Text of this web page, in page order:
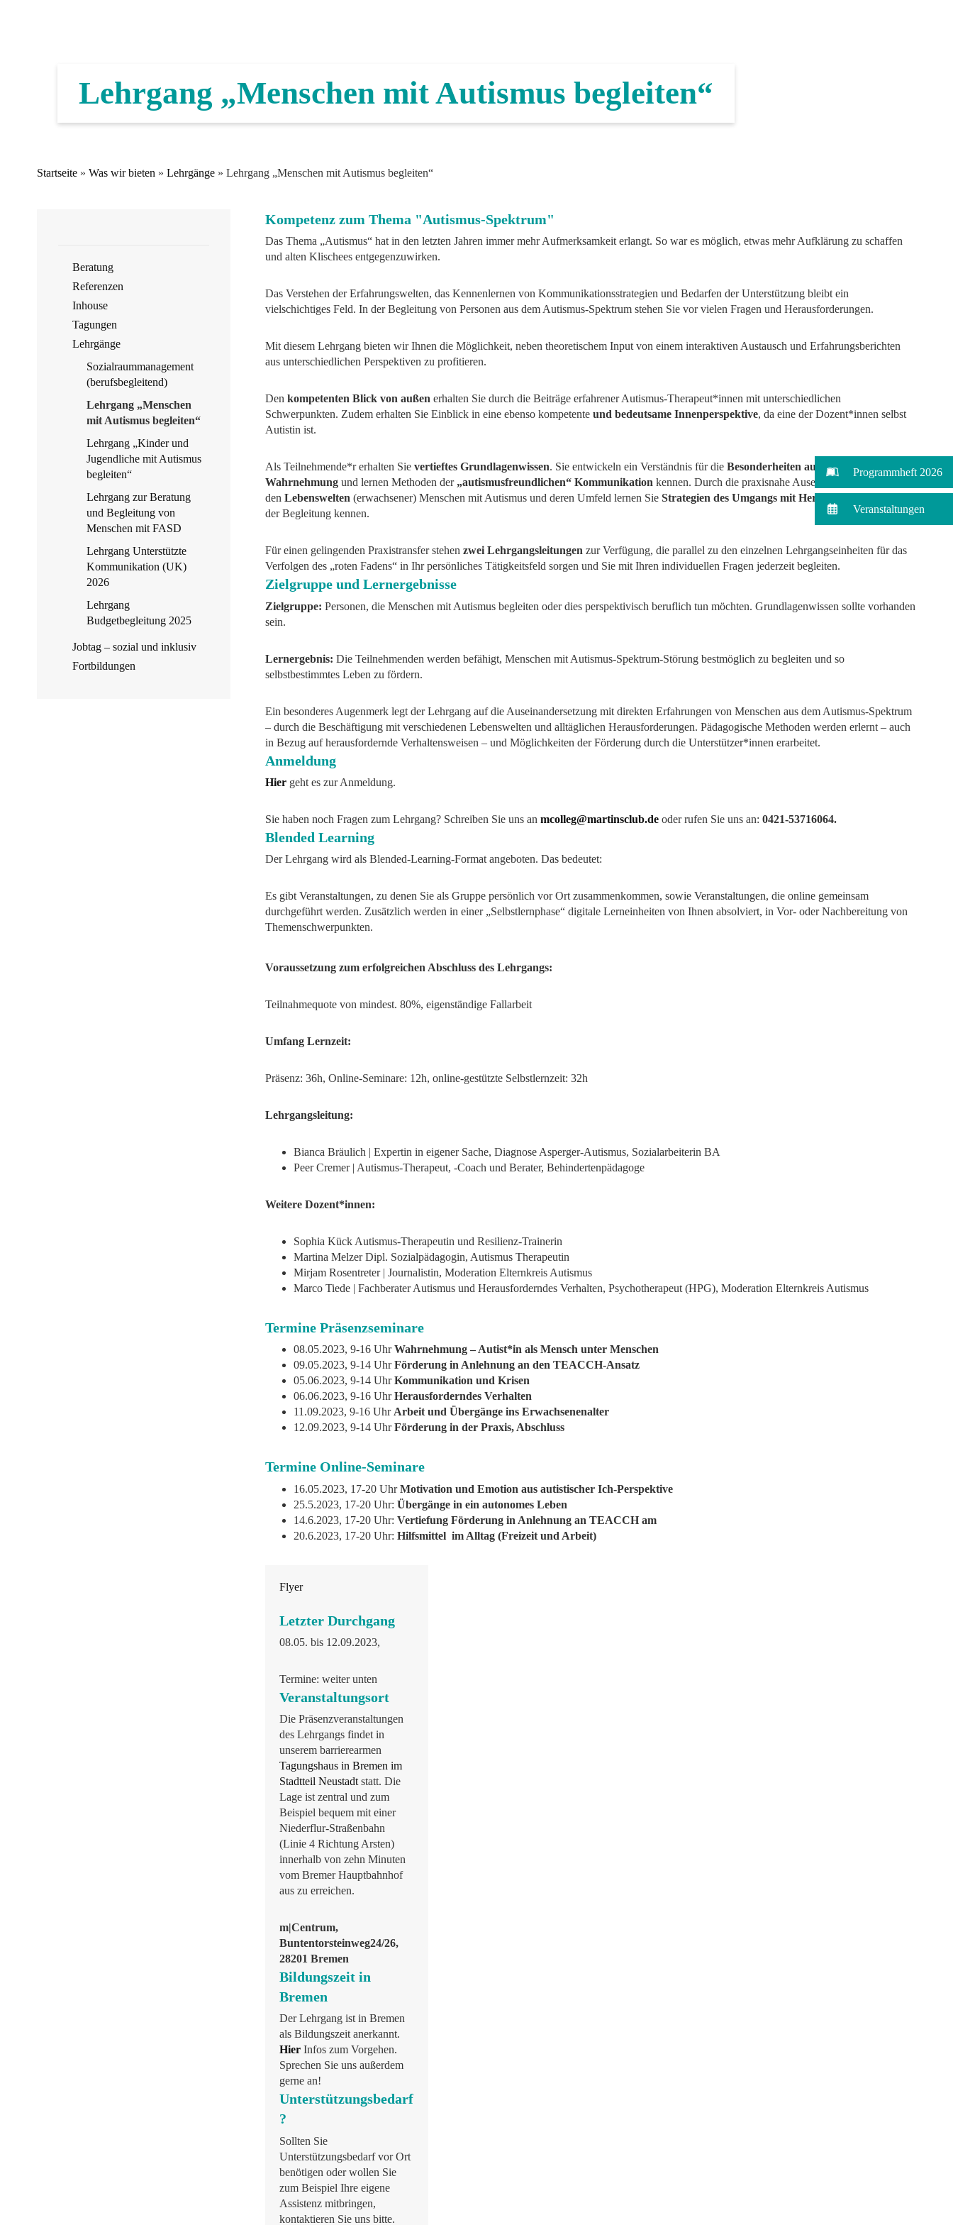
Lehrgang „Menschen mit Autismus begleiten“
Startseite » Was wir bieten » Lehrgänge » Lehrgang „Menschen mit Autismus begleiten“
Kompetenz zum Thema "Autismus-Spektrum"
Das Thema „Autismus“ hat in den letzten Jahren immer mehr Aufmerksamkeit erlangt. So war es möglich, etwas mehr Aufklärung zu schaffen
und alten Klischees entgegenzuwirken.
Das Verstehen der Erfahrungswelten, das Kennenlernen von Kommunikationsstrategien und Bedarfen der Unterstützung bleibt ein
vielschichtiges Feld. In der Begleitung von Personen aus dem Autismus-Spektrum stehen Sie vor vielen Fragen und Herausforderungen.
Mit diesem Lehrgang bieten wir Ihnen die Möglichkeit, neben theoretischem Input von einem interaktiven Austausch und Erfahrungsberichten
aus unterschiedlichen Perspektiven zu profitieren.
Denkompetenten Blick von außen erhalten Sie durch die Beiträge erfahrener Autismus-Therapeut*innen mit unterschiedlichen
Schwerpunkten. Zudem erhalten Sie Einblick in eine ebenso kompetenteund bedeutsame Innenperspektive, da eine der Dozent*innen selbst
Autistin ist.
Als Teilnehmende*r erhalten Sievertieftes Grundlagenwissen. Sie entwickeln ein Verständnis für dieBesonderheiten autistischer
Wahrnehmung und lernen Methoden der „autismusfreundlichen“ Kommunikation kennen. Durch die praxisnahe Auseinandersetzung mit
denLebenswelten (erwachsener) Menschen mit Autismus und deren Umfeld lernen SieStrategien des Umgangs mit Herausforderungen
der Begleitung kennen.
Für einen gelingenden Praxistransfer stehenzwei Lehrgangsleitungen zur Verfügung, die parallel zu den einzelnen Lehrgangseinheiten für das
Verfolgen des „roten Fadens“ in Ihr persönliches Tätigkeitsfeld sorgen und Sie mit Ihren individuellen Fragen jederzeit begleiten.
Zielgruppe und Lernergebnisse
Zielgruppe: Personen, die Menschen mit Autismus begleiten oder dies perspektivisch beruflich tun möchten. Grundlagenwissen sollte vorhanden
sein.
Lernergebnis: Die Teilnehmenden werden befähigt, Menschen mit Autismus-Spektrum-Störung bestmöglich zu begleiten und so
selbstbestimmtes Leben zu fördern.
Ein besonderes Augenmerk legt der Lehrgang auf die Auseinandersetzung mit direkten Erfahrungen von Menschen aus dem Autismus-Spektrum
– durch die Beschäftigung mit verschiedenen Lebenswelten und alltäglichen Herausforderungen. Pädagogische Methoden werden erlernt – auch
in Bezug auf herausfordernde Verhaltensweisen – und Möglichkeiten der Förderung durch die Unterstützer*innen erarbeitet.
Anmeldung
Hier geht es zur Anmeldung.
Sie haben noch Fragen zum Lehrgang? Schreiben Sie uns anmcolleg@martinsclub.de oder rufen Sie uns an:0421-53716064.
Blended Learning
Der Lehrgang wird als Blended-Learning-Format angeboten. Das bedeutet:
Es gibt Veranstaltungen, zu denen Sie als Gruppe persönlich vor Ort zusammenkommen, sowie Veranstaltungen, die online gemeinsam
durchgeführt werden. Zusätzlich werden in einer „Selbstlernphase“ digitale Lerneinheiten von Ihnen absolviert, in Vor- oder Nachbereitung von
Themenschwerpunkten.
Voraussetzungzum erfolgreichen Abschluss des Lehrgangs:
Teilnahmequote von mindest. 80%, eigenständige Fallarbeit
Umfang Lernzeit:
Präsenz: 36h, Online-Seminare: 12h, online-gestützte Selbstlernzeit: 32h
Lehrgangsleitung:
Bianca Bräulich | Expertin in eigener Sache, Diagnose Asperger-Autismus, Sozialarbeiterin BA
Peer Cremer | Autismus-Therapeut, -Coach und Berater, Behindertenpädagoge
Weitere Dozent*innen:
Sophia Kück Autismus-Therapeutin und Resilienz-Trainerin
Martina Melzer Dipl. Sozialpädagogin, Autismus Therapeutin
Mirjam Rosentreter | Journalistin, Moderation Elternkreis Autismus
Marco Tiede | Fachberater Autismus und Herausforderndes Verhalten, Psychotherapeut (HPG), Moderation Elternkreis Autismus
Termine Präsenzseminare
08.05.2023, 9-16 UhrWahrnehmung – Autist*in als Mensch unter Menschen
09.05.2023, 9-14 UhrFörderung in Anlehnung an den TEACCH-Ansatz
05.06.2023, 9-14 UhrKommunikation und Krisen
06.06.2023, 9-16 UhrHerausforderndes Verhalten
11.09.2023, 9-16 Uhr Arbeit und Übergänge ins Erwachsenenalter
12.09.2023, 9-14 UhrFörderung in der Praxis, Abschluss
Termine Online-Seminare
16.05.2023, 17-20 UhrMotivation und Emotion aus autistischer Ich-Perspektive
25.5.2023, 17-20 Uhr:Übergänge in ein autonomes Leben
14.6.2023, 17-20 Uhr:Vertiefung Förderung in Anlehnung an TEACCH am
20.6.2023, 17-20 Uhr:Hilfsmittel im Alltag (Freizeit und Arbeit)
Flyer
Letzter Durchgang
08.05. bis 12.09.2023,
Termine: weiter unten
Veranstaltungsort
Die Präsenzveranstaltungen
des Lehrgangs findet in
unserem barrierearmen
Tagungshaus in Bremen im
Stadtteil Neustadt statt. Die
Lage ist zentral und zum
Beispiel bequem mit einer
Niederflur-Straßenbahn
(Linie 4 Richtung Arsten)
innerhalb von zehn Minuten
vom Bremer Hauptbahnhof
aus zu erreichen.
m|Centrum,
Buntentorsteinweg24/26,
28201 Bremen
Bildungszeit in
Bremen
Der Lehrgang ist in Bremen
als Bildungszeit anerkannt.
Hier Infos zum Vorgehen.
Sprechen Sie uns außerdem
gerne an!
Unterstützungsbedarf
?
Sollten Sie
Unterstützungsbedarf vor Ort
benötigen oder wollen Sie
zum Beispiel Ihre eigene
Assistenz mitbringen,
kontaktieren Sie uns bitte.
Beratung
Referenzen
Inhouse
Tagungen
Lehrgänge
Lehrgang
Budgetbegleitung 2025
Lehrgang Unterstützte
Kommunikation (UK)
2026
Lehrgang zur Beratung
und Begleitung von
Menschen mit FASD
Sozialraummanagement
(berufsbegleitend)
Lehrgang „Menschen
mit Autismus begleiten“
Lehrgang „Kinder und
Jugendliche mit Autismus
begleiten“
Jobtag – sozial und inklusiv
Fortbildungen
Programmheft 2026
Veranstaltungen